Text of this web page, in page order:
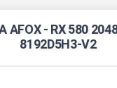
- RX 580
8192D5H3-V2